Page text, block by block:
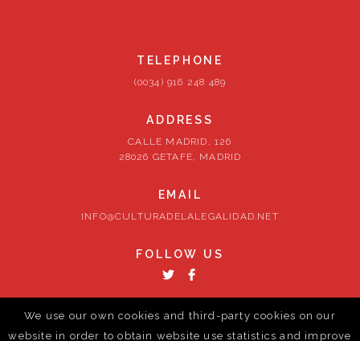
TELEPHONE
(0034) 916 248 489
ADDRESS
CALLE MADRID, 126
28026 GETAFE, MADRID
EMAIL
INFO@CULTURADELALEGALIDAD.NET
FOLLOW US
We use our own cookies and third-party cookies on our
website in order to obtain website use statistics and improve